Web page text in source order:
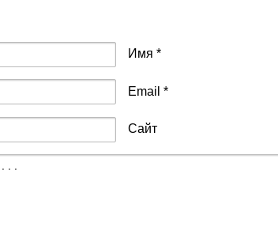
Имя *
Email *
Сайт